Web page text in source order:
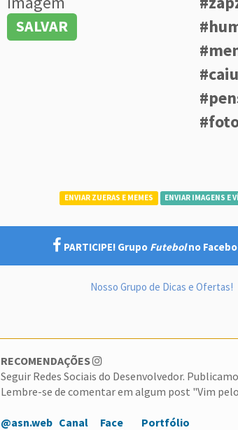
SALVAR
ENVIAR ZUERAS E MEMES ENVIAR IMAGENS E
PARTICIPE! Grupo Futebolno
Nosso Grupo de Dicas e Ofertas!
RECOMENDAÇÕES
Seguir Redes Sociais do Desenvolvedor.
Lembre-se de comentar em algum post "Vim
@asn.web Canal Face Portfólio